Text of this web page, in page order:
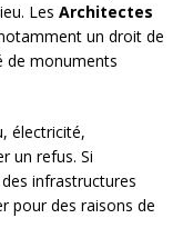
Les Architectes
un droit de
de monuments
électricité,
un refus. Si
infrastructures
pour des raisons de